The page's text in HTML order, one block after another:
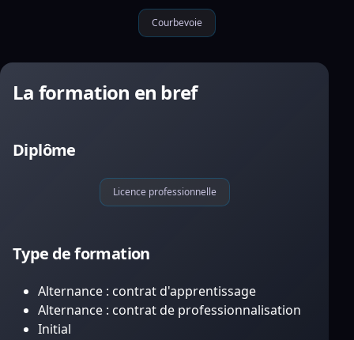
Courbevoie
La formation en bref
Diplôme
Licence professionnelle
Type de formation
Alternance : contrat d'apprentissage
Alternance : contrat de professionnalisation
Initial